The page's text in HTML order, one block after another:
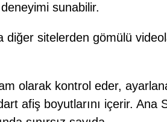
sunabilir.
diğer sitelerden gömülü
olarak kontrol eder,
afiş boyutlarını içerir. Ana